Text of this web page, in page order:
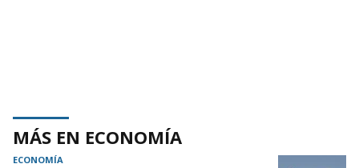
MÁS EN ECONOMÍA
ECONOMÍA